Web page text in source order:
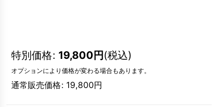
特別価格: 19,800円(税込)
オプションにより価格が変わる場合もあります。
通常販売価格: 19,800円